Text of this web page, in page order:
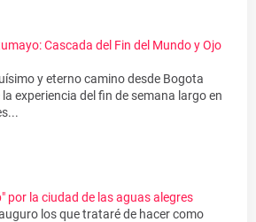
Cascada del Fin del Mundo y Ojo
y eterno camino desde Bogota
experiencia del fin de semana largo en
por la ciudad de las aguas alegres
los que trataré de hacer como